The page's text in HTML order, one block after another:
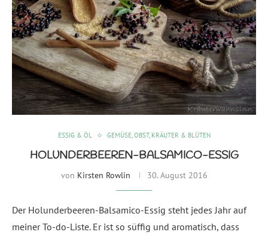
ESSIG & ÖL GEMÜSE, OBST, KRÄUTER & BLÜTEN
HOLUNDERBEEREN-BALSAMICO-ESSIG
von Kirsten Rowlin 30. August 2016
Der Holunderbeeren-Balsamico-Essig steht jedes Jahr auf
meiner To-do-Liste. Er ist so süffig und aromatisch, dass